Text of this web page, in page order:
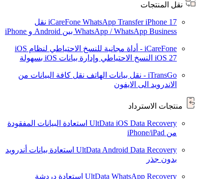
نقل المنتجات
iCareFone WhatsApp TransferiPhone 17
نقل
WhatsApp / WhatsApp Business بين Android و iPhone
iCareFone - أداة مجانية للنسخ الاحتياطي لنظام iOS
iOS 27 النسخ الاحتياطي وإدارة بيانات iOS بسهولة
iTransGo - نقل بيانات الهاتف
نقل كافة البيانات من
الاندرويد الى الايفون
منتجات الاسترداد
UltData iOS Data Recovery استعادة البيانات المفقودة
من iPhone/iPad
UltData Android Data Recovery استعادة بيانات أندرويد
بدون جذر
UltData WhatsApp Recovery استعادة دردشة